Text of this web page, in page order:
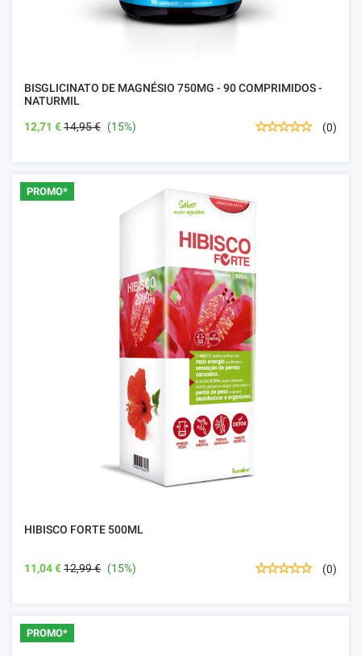
BISGLICINATO DE MAGNÉSIO 750MG - 90 COMPRIMIDOS -
NATURMIL
12,71 €14,95 € (15%) (0)
PROMO*
HIBISCO FORTE 500ML
11,04 €12,99 € (15%) (0)
PROMO*